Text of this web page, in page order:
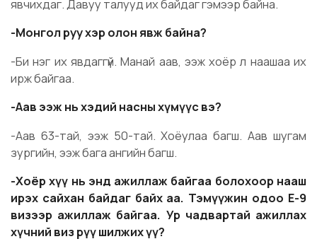
явчихдаг. Давуу талууд их байдаг гэмээр байна.
-Монгол руу хэр олон явж байна?
-Би нэг их явдаггүй. Манай аав, ээж хоёр л наашаа их
ирж байгаа.
-Аав ээж нь хэдий насны хүмүүс вэ?
-Аав 63-тай, ээж 50-тай. Хоёулаа багш. Аав шугам
зургийн, ээж бага ангийн багш.
-Хоёр хүү нь энд ажиллаж байгаа болохоор нааш
ирэх сайхан байдаг байх аа. Тэмүүжин одоо Е-9
визээр ажиллаж байгаа. Ур чадвартай ажиллах
хүчний виз рүү шилжих үү?